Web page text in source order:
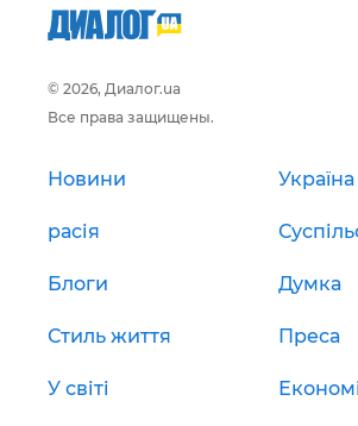
© 2026, Диалог.ua
Все права защищены.
Новини Україна
расія
Блоги Думка
Стиль життя Преса
У світі